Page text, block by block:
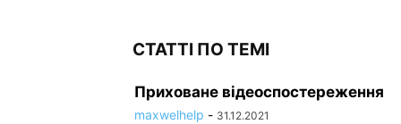
СТАТТІ ПО ТЕМІ
Приховане відеоспостереження
maxwelhelp - 31.12.2021